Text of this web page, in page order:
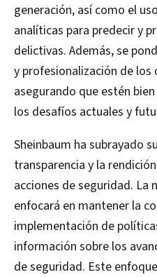
generación, así como el
analíticas para predecir y
delictivas. Además, se
y profesionalización de los
asegurando que estén
los desafíos actuales y
Sheinbaum ha subrayado
transparencia y la
acciones de seguridad. La
enfocará en mantener la
implementación de
información sobre los
de seguridad. Este